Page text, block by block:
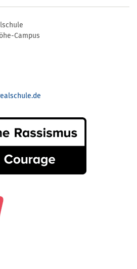
Campus